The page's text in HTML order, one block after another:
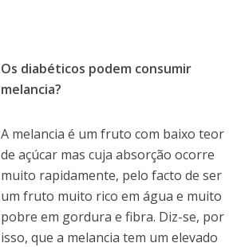
Os diabéticos podem consumir
melancia?
A melancia é um fruto com baixo teor
de açúcar mas cuja absorção ocorre
muito rapidamente, pelo facto de ser
um fruto muito rico em água e muito
pobre em gordura e fibra. Diz-se, por
isso, que a melancia tem um elevado